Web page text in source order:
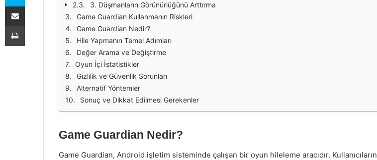
3. Düşmanların Görünürlüğünü Arttırma
Game Guardian Kullanmanın Riskleri
Game Guardian Nedir?
Hile Yapmanın Temel Adımları
Değer Arama ve Değiştirme
Oyun İçi İstatistikler
Gizlilik ve Güvenlik Sorunları
Alternatif Yöntemler
Sonuç ve Dikkat Edilmesi Gerekenler
Game Guardian Nedir?
Game Guardian, Android işletim sisteminde çalışan bir oyun hileleme aracıdır. Kullanıcıların
E-Posta ile paylaş